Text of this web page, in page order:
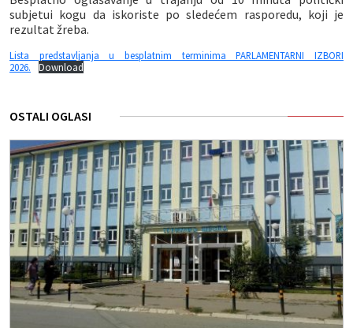
subjetui kogu da iskoriste po sledećem rasporedu, koji je
rezultat žreba.
Lista predstavljanja u besplatnim terminima PARLAMENTARNI IZBORI
2026.
Download
OSTALI OGLASI